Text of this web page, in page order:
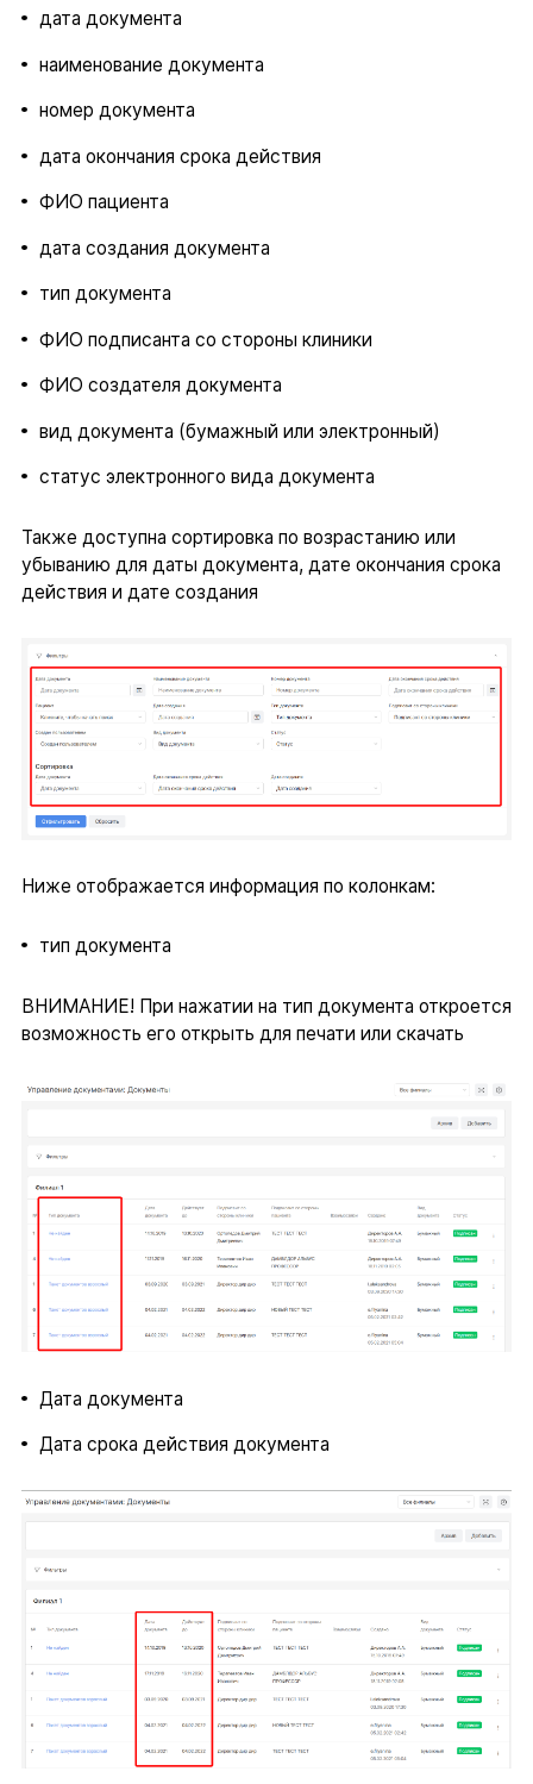
дата документа
наименование документа
номер документа
дата окончания срока действия
ФИО пациента
дата создания документа
тип документа
ФИО подписанта со стороны клиники
ФИО создателя документа
вид документа (бумажный или электронный)
статус электронного вида документа
Также доступна сортировка по возрастанию или
убыванию для даты документа, дате окончания срока
действия и дате создания
Ниже отображается информация по колонкам:
тип документа
ВНИМАНИЕ! При нажатии на тип документа откроется
возможность его открыть для печати или скачать
Дата документа
Дата срока действия документа